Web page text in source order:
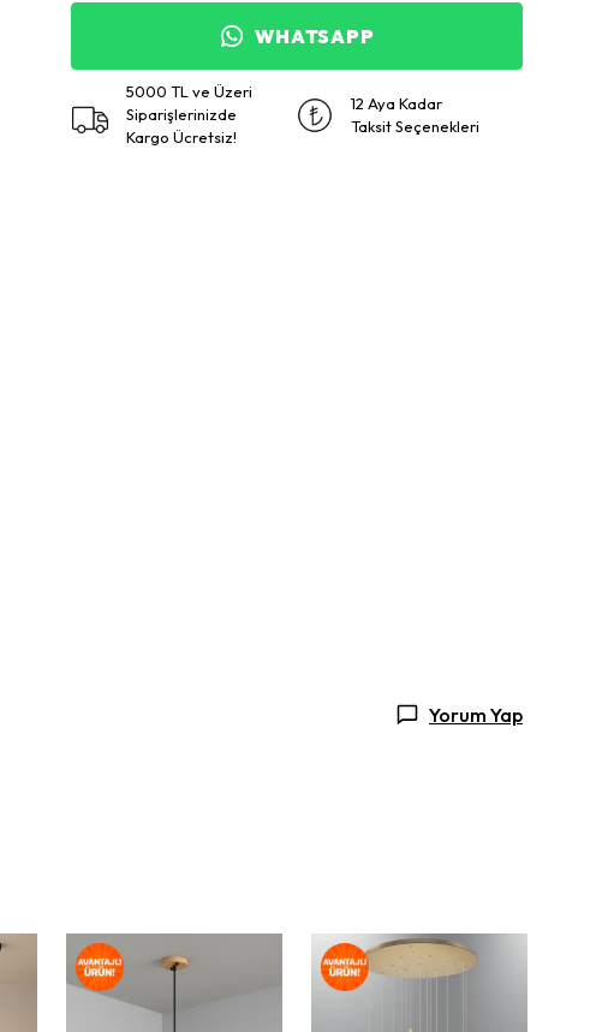
WHATSAPP
5000 TL ve Üzeri
Siparişlerinizde
Kargo Ücretsiz!
12 Aya Kadar
Taksit Seçenekleri
Yorum Yap